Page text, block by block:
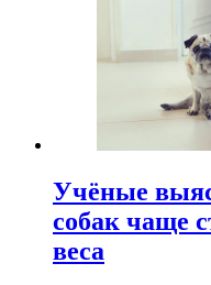
Учёные
собак чаще
веса